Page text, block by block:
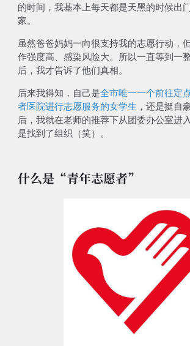
的时间，我基本上每天都是天黑的时候出
家。
虽然爸爸妈妈一向很支持我的志愿行动，
作强度高、感染风险大。所以一直等到一
后，我才告诉了他们真相。
后来我得知，自己是全市唯一一个前往定
者医院进行志愿服务的女学生 ，还是挺自
后，我就在老师的推荐下从团委办公室进
是找到了组织（笑）。
什么是“青年志愿者”